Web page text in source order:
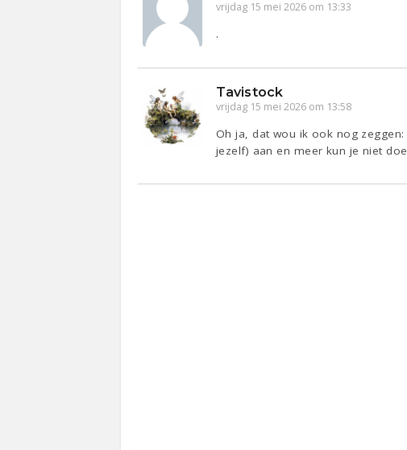
vrijdag 15 mei 2026 om 13:33
.
Tavistock
vrijdag 15 mei 2026 om 13:58
Oh ja, dat wou ik ook nog
jezelf) aan en meer kun je niet